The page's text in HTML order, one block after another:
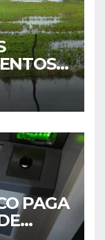
SER UN
PAGA